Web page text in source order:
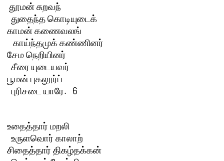
தூமன் சுறவந்
  துதைந்த கொடியுடைக்
காமன் கணைவலங்
   காய்ந்தமுக் கண்ணினர்
சேம நெறியினர்
  சீரை யுடையவர்
பூமன் புகலூர்ப்
  புரிசடை யாரே.   6
உதைத்தார் மறலி
  உருளவொர் காலாற்
சிதைத்தார் திகழ்தக்கன்